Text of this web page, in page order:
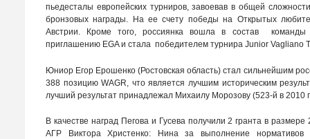
пьедесталы европейских турниров, завоевав в общей
бронзовых награды. На ее счету победы на Открытых
Австрии. Кроме того, россиянка вошла в состав команды
приглашению EGA и стала победителем турнира Junior Vagliano
Юниор Егор Ерошенко (Ростовская область) стал сильнейшим
388 позицию WAGR, что является лучшим историческим
лучший результат принадлежал Михаилу Морозову (523-й в 2010
В качестве наград Пегова и Гусева получили 2 гранта в
АГР Виктора Христенко: Нина за выполнение нормативов